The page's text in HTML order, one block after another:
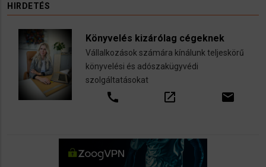
HIRDETÉS
Könyvelés kizárólag cégeknek
Vállalkozások számára kínálunk teljeskörű
könyvelési és adószakügyvédi
szolgáltatásokat
call open_in_new email